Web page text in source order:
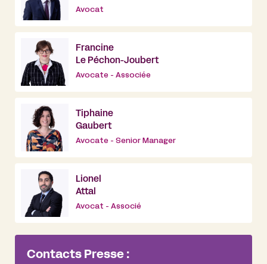
Avocat
Francine
Le Péchon-Joubert
Avocate - Associée
Tiphaine
Gaubert
Avocate - Senior Manager
Lionel
Attal
Avocat - Associé
Contacts Presse :